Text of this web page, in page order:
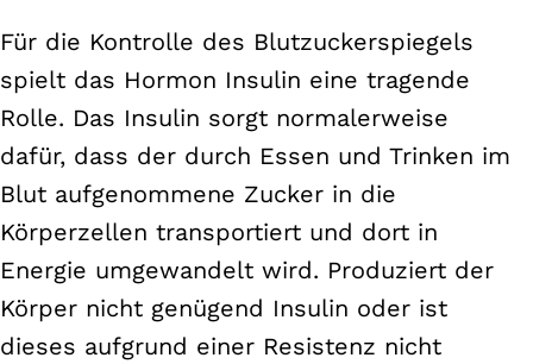
Für die Kontrolle des Blutzuckerspiegels
spielt das Hormon Insulin eine tragende
Rolle. Das Insulin sorgt normalerweise
dafür, dass der durch Essen und Trinken im
Blut aufgenommene Zucker in die
Körperzellen transportiert und dort in
Energie umgewandelt wird. Produziert der
Körper nicht genügend Insulin oder ist
dieses aufgrund einer Resistenz nicht